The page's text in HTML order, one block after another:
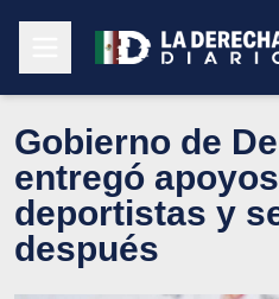
Gobierno de
entregó
deportistas y
después